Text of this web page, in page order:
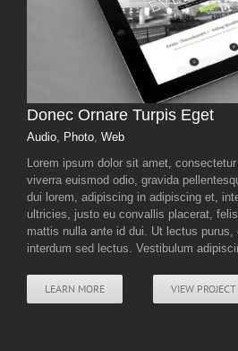
Donec Ornare Turpis Eget
Audio, Photo, Web
Lorem ipsum dolor sit amet,
viverra euismod odio, gravida
dui lorem, adipiscing in adipiscing et,
ultricies, justo eu convallis placerat,
mattis nulla ante id dui. Ut lectus
interdum sed lectus. Vestibulum
LEARN MORE VIEW PROJECT